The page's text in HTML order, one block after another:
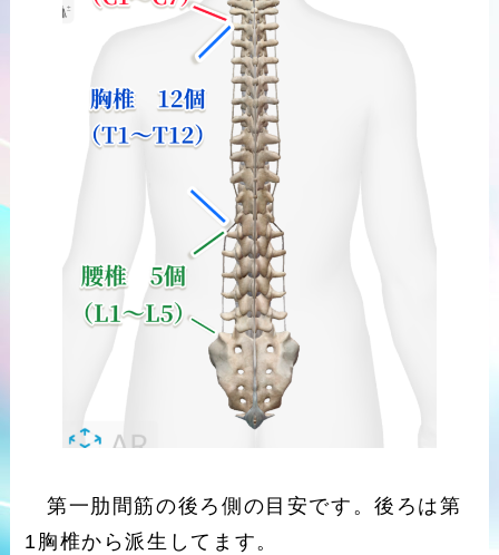
第一肋間筋の後ろ側の目安です。後ろは第
1胸椎から派生してます。